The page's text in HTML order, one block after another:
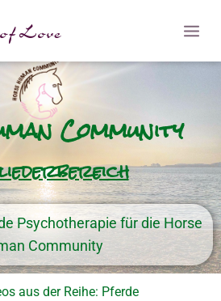
Love
Community
Psychotherapie für die Horse
Community
aus der Reihe: Pferde